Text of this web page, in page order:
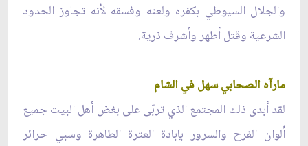
والجلال السيوطي بكفره ولعنه وفسقه لأنه تجاوز الحدود
الشرعية وقتل أطهر وأشرف ذرية.
مارآه الصحابي سهل في الشام
لقد أبدى ذلك المجتمع الذي تربّى على بغض أهل البيت جميع
ألوان الفرح والسرور بإبادة العترة الطاهرة وسبي حرائر